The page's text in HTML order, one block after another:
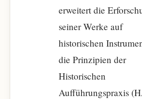
erweitert die
seiner Werke auf
historischen
die Prinzipien der
Historischen
Aufführungspraxis